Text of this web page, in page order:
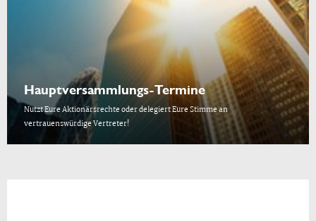
Hauptversammlungs-Termine
Nutzt Eure Aktionärsrechte oder delegiert Eure Stimme an
vertrauenswürdige Vertreter!